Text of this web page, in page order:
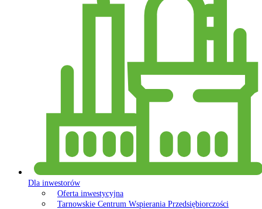
Dla inwestorów
Oferta inwestycyjna
Tarnowskie Centrum Wspierania Przedsiębiorczości